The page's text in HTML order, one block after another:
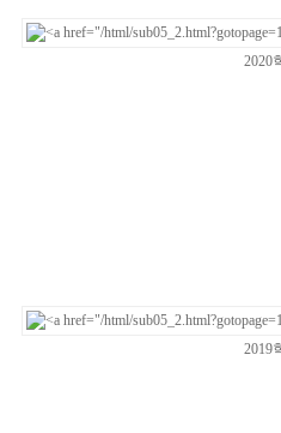
2020
2019